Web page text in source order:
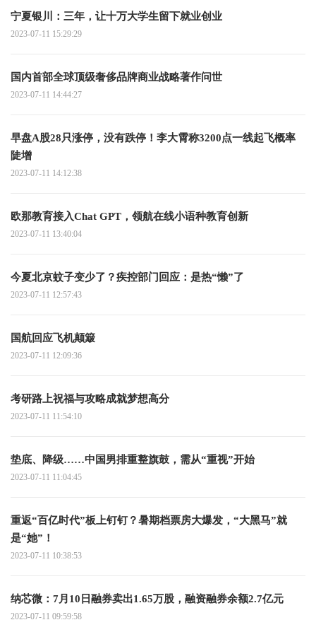
宁夏银川：三年，让十万大学生留下就业创业
2023-07-11 15:29:29
国内首部全球顶级奢侈品牌商业战略著作问世
2023-07-11 14:44:27
早盘A股28只涨停，没有跌停！李大霄称3200点一线起飞概率
陡增
2023-07-11 14:12:38
欧那教育接入Chat GPT，领航在线小语种教育创新
2023-07-11 13:40:04
今夏北京蚊子变少了？疾控部门回应：是热“懒”了
2023-07-11 12:57:43
国航回应飞机颠簸
2023-07-11 12:09:36
考研路上祝福与攻略成就梦想高分
2023-07-11 11:54:10
垫底、降级……中国男排重整旗鼓，需从“重视”开始
2023-07-11 11:04:45
重返“百亿时代”板上钉钉？暑期档票房大爆发，“大黑马”就
是“她”！
2023-07-11 10:38:53
纳芯微：7月10日融券卖出1.65万股，融资融券余额2.7亿元
2023-07-11 09:59:58